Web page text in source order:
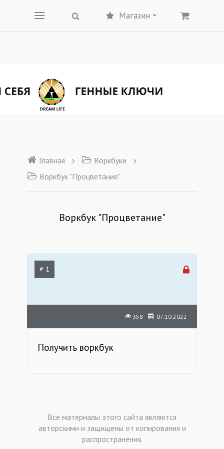
Магазин
Главная
Воркбуки
Воркбук "Процветание"
Воркбук "Процветание"
# 1
07.10.2022
358
Получить воркбук
Все материалы этого сайта являются
авторскими и защищены от копирования и
распространения.